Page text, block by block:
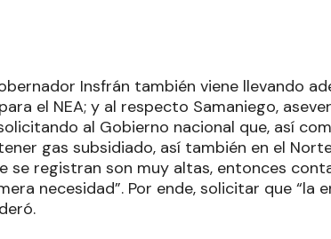
Insfrán también viene llevando
el NEA; y al respecto Samaniego,
al Gobierno nacional que, así
gas subsidiado, así también en el
se registran son muy altas, entonces
necesidad”. Por ende, solicitar que “la